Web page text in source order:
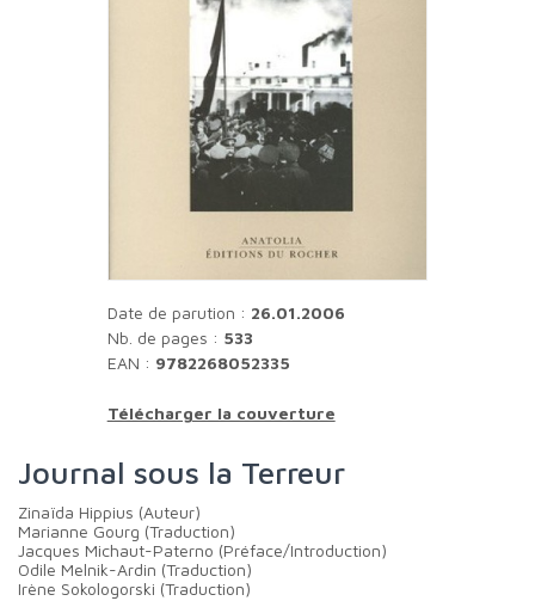
Date de parution : 26.01.2006
Nb. de pages : 533
EAN : 9782268052335
Télécharger la couverture
Journal sous la Terreur
Zinaïda Hippius (Auteur)
Marianne Gourg (Traduction)
Jacques Michaut-Paterno (Préface/Introduction)
Odile Melnik-Ardin (Traduction)
Irène Sokologorski (Traduction)